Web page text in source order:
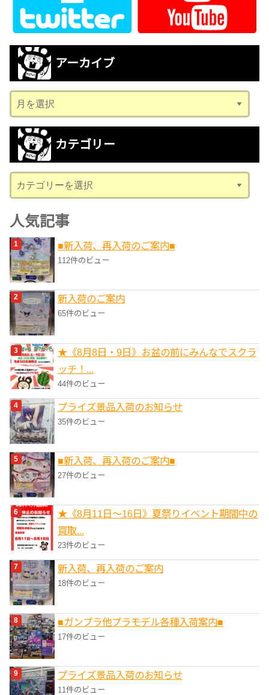
アーカイブ
ー
カ
ブ
カテゴリー
テ
ゴ
リ
ー
人気記事
■新入荷、再入荷のご案内■
112件のビュー
新入荷のご案内
65件のビュー
★《8月8日・9日》お盆の前にみんなでスクラ
ッチ！...
44件のビュー
プライズ景品入荷のお知らせ
35件のビュー
■新入荷、再入荷のご案内■
27件のビュー
★《8月11日～16日》夏祭りイベント期間中の
買取...
23件のビュー
新入荷、再入荷のご案内
18件のビュー
■ガンプラ他プラモデル各種入荷案内■
17件のビュー
プライズ景品入荷のお知らせ
11件のビュー